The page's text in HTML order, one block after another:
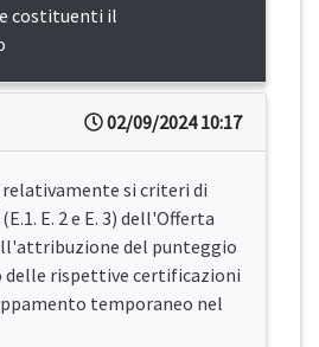
costituenti il
02/09/2024 10:17
relativamente si criteri di
E. 2 e E. 3) dell'Offerta
del punteggio
delle rispettive certificazioni
temporaneo nel